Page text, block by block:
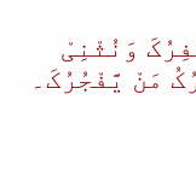
وَنُثْنِیْ
مَنْ یَّفْجُرُکَ۔